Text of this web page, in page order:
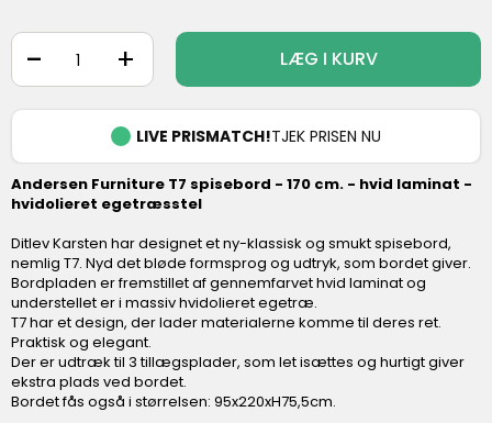
+
- LÆG I KURV
LIVE PRISMATCH!TJEK PRISEN NU
Andersen Furniture T7 spisebord - 170 cm. - hvid laminat -
hvidolieret egetræsstel
Ditlev Karsten har designet et ny-klassisk og smukt spisebord,
nemlig T7. Nyd det bløde formsprog og udtryk, som bordet giver.
Bordpladen er fremstillet af gennemfarvet hvid laminat og
understellet er i massiv hvidolieret egetræ.
T7 har et design, der lader materialerne komme til deres ret.
Praktisk og elegant.
Der er udtræk til 3 tillægsplader, som let isættes og hurtigt giver
ekstra plads ved bordet.
Bordet fås også i størrelsen: 95x220xH75,5cm.